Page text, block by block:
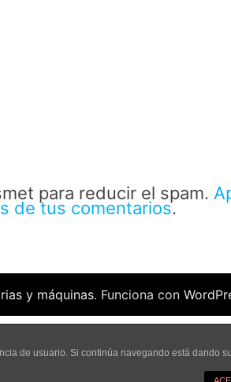
para reducir el spam.
de tus comentarios.
y máquinas. Funciona con
de usuario. Si continúa navegando está